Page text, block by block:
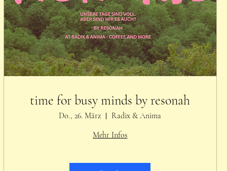
time for busy minds by resonah
Do., 26. März
Radix & Anima
Mehr Infos